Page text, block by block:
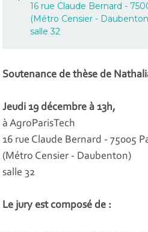
16 rue Claude Bernard -
(Métro Censier -
salle 32
Soutenance de thèse de
Jeudi 19 décembre à 13h,
à AgroParisTech
16 rue Claude Bernard - 75005
(Métro Censier - Daubenton)
salle 32
Le jury est composé de :